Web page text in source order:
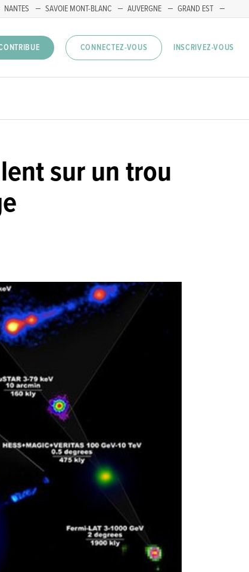
NANTES SAVOIE MONT-BLANC AUVERGNE
GRAND EST
CONNECTEZ-VOUS INSCRIVEZ-VOUS
sur un trou